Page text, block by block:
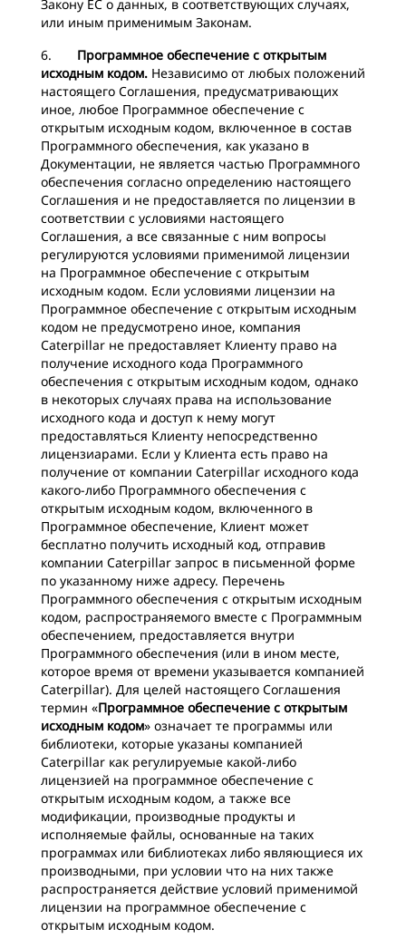
Закону ЕС о данных, в соответствующих случаях,
или иным применимым Законам.
6. Программное обеспечение с открытым
исходным кодом. Независимо от любых положений
настоящего Соглашения, предусматривающих
иное, любое Программное обеспечение с
открытым исходным кодом, включенное в состав
Программного обеспечения, как указано в
Документации, не является частью Программного
обеспечения согласно определению настоящего
Соглашения и не предоставляется по лицензии в
соответствии с условиями настоящего
Соглашения, а все связанные с ним вопросы
регулируются условиями применимой лицензии
на Программное обеспечение с открытым
исходным кодом. Если условиями лицензии на
Программное обеспечение с открытым исходным
кодом не предусмотрено иное, компания
Caterpillar не предоставляет Клиенту право на
получение исходного кода Программного
обеспечения с открытым исходным кодом, однако
в некоторых случаях права на использование
исходного кода и доступ к нему могут
предоставляться Клиенту непосредственно
лицензиарами. Если у Клиента есть право на
получение от компании Caterpillar исходного кода
какого-либо Программного обеспечения с
открытым исходным кодом, включенного в
Программное обеспечение, Клиент может
бесплатно получить исходный код, отправив
компании Caterpillar запрос в письменной форме
по указанному ниже адресу. Перечень
Программного обеспечения с открытым исходным
кодом, распространяемого вместе с Программным
обеспечением, предоставляется внутри
Программного обеспечения (или в ином месте,
которое время от времени указывается компанией
Caterpillar). Для целей настоящего Соглашения
термин «Программное обеспечение с открытым
исходным кодом» означает те программы или
библиотеки, которые указаны компанией
Caterpillar как регулируемые какой-либо
лицензией на программное обеспечение с
открытым исходным кодом, а также все
модификации, производные продукты и
исполняемые файлы, основанные на таких
программах или библиотеках либо являющиеся их
производными, при условии что на них также
распространяется действие условий применимой
лицензии на программное обеспечение с
открытым исходным кодом.